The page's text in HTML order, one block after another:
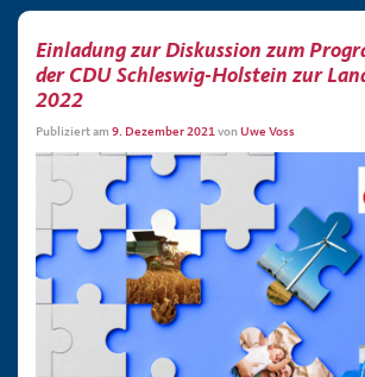
Einladung zur Diskussion zum
der CDU Schleswig-Holstein zur
2022
Publiziert am 9. Dezember 2021von Uwe Voss